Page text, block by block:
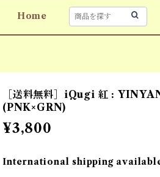
Home
［送料無料］iQugi 紅 :
(PNK×GRN)
¥3,800
International shipping